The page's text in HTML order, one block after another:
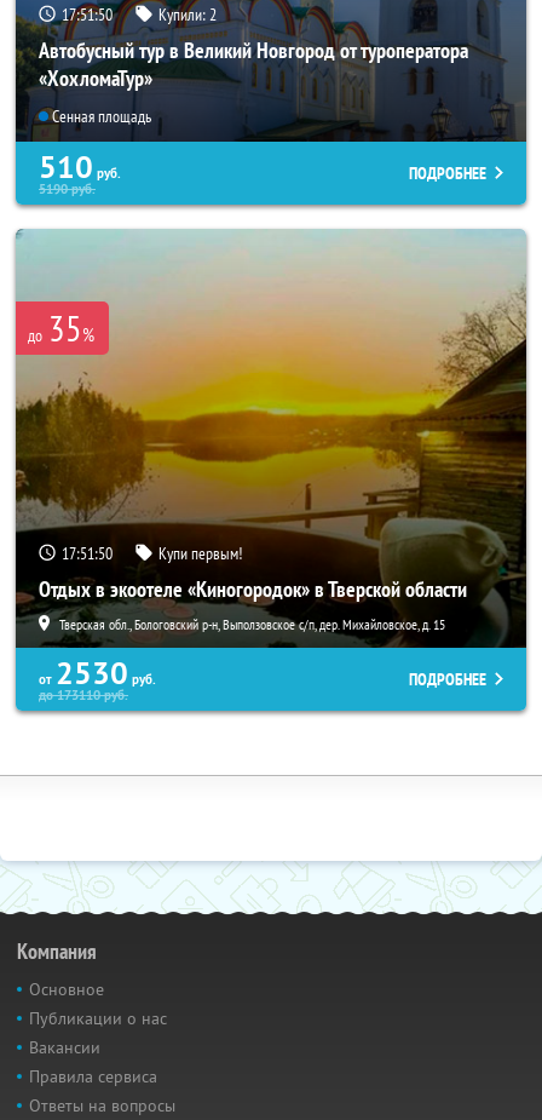
17:51:47 Купили: 2
Автобусный тур в Великий Новгород от туроператора
«ХохломаТур»
Сенная площадь
510 руб.
5190руб.
ПОДРОБНЕЕ
до 35%
17:51:47 Купи первым!
Отдых в экоотеле «Киногородок» в Тверской области
Тверская обл., Бологовский р-н, Выползовское с/п, дер. Михайловское, д. 15
от 2530 руб.
до173110руб.
ПОДРОБНЕЕ
Компания
Основное
Публикации о нас
Вакансии
Правила сервиса
Ответы на вопросы